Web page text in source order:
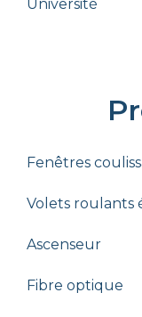
Université
Fenêtres
Volets roulants
Ascenseur
Fibre optique